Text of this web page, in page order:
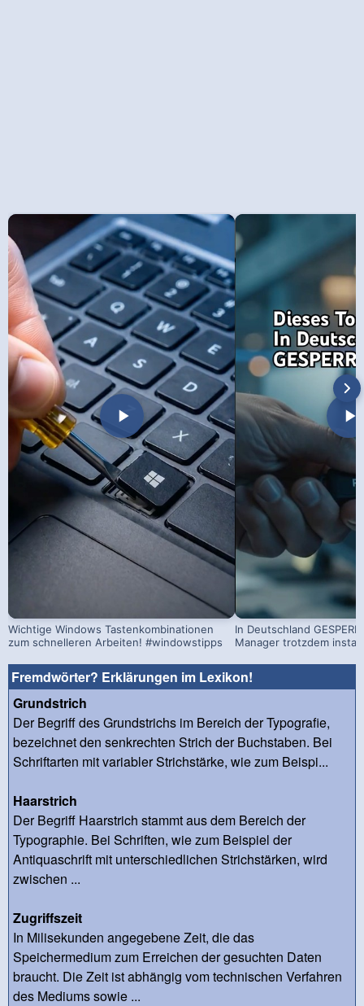
Wichtige Windows Tastenkombinationen
zum schnelleren Arbeiten! #windowstipps
In Deutschland
Manager trotzdem
Fremdwörter? Erklärungen im Lexikon!
Grundstrich
Der Begriff des Grundstrichs im Bereich der Typografie,
bezeichnet den senkrechten Strich der Buchstaben. Bei
Schriftarten mit variabler Strichstärke, wie zum Beispi...
Haarstrich
Der Begriff Haarstrich stammt aus dem Bereich der
Typographie. Bei Schriften, wie zum Beispiel der
Antiquaschrift mit unterschiedlichen Strichstärken, wird
zwischen ...
Zugriffszeit
In Milisekunden angegebene Zeit, die das
Speichermedium zum Erreichen der gesuchten Daten
braucht. Die Zeit ist abhängig vom technischen Verfahren
des Mediums sowie ...